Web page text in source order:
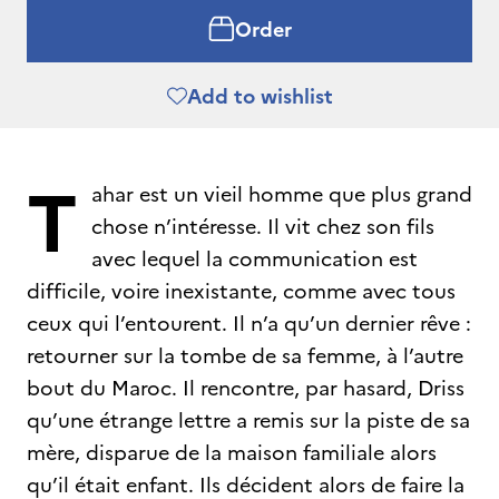
Order
Add to wishlist
T ahar est un vieil homme que plus grand
chose n’intéresse. Il vit chez son fils
avec lequel la communication est
difficile, voire inexistante, comme avec tous
ceux qui l’entourent. Il n’a qu’un dernier rêve :
retourner sur la tombe de sa femme, à l’autre
bout du Maroc. Il rencontre, par hasard, Driss
qu’une étrange lettre a remis sur la piste de sa
mère, disparue de la maison familiale alors
qu’il était enfant. Ils décident alors de faire la